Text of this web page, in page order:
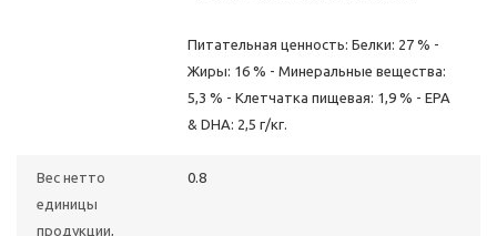
Питательная ценность: Белки: 27 % -
Жиры: 16 % - Минеральные вещества:
5,3 % - Клетчатка пищевая: 1,9 % - EPA
& DHA: 2,5 г/кг.
Вес нетто
единицы
продукции,
0.8